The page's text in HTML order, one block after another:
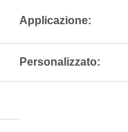
Applicazione:
Personalizzato: